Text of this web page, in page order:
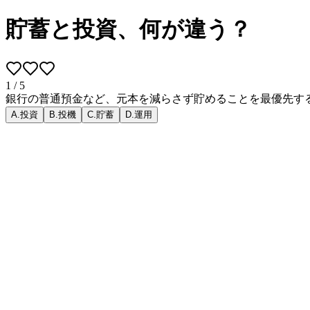
貯蓄と投資、何が違う？
1 / 5
銀行の普通預金など、元本を減らさず貯めることを最優先す
A 投資 B 投機 C 貯蓄 D 運用